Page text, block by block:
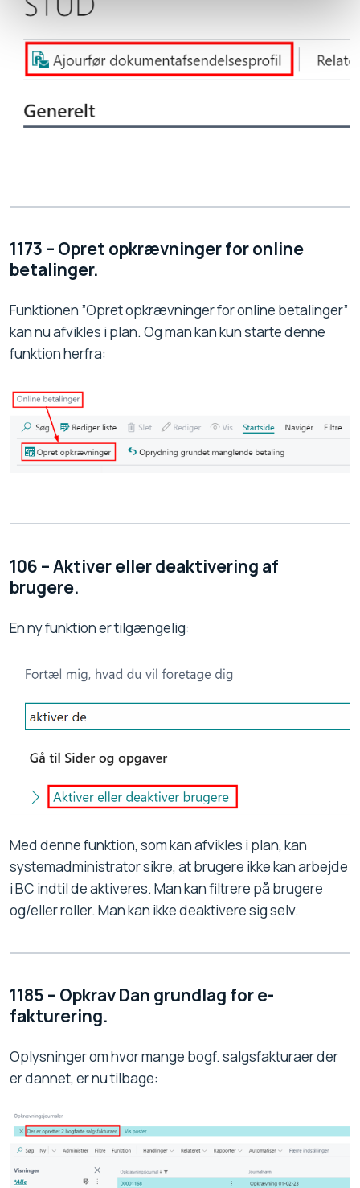
1173 – Opret opkrævninger for online
betalinger.
Funktionen ”Opret opkrævninger for online betalinger”
kan nu afvikles i plan. Og man kan kun starte denne
funktion herfra:
106 – Aktiver eller deaktivering af
brugere.
En ny funktion er tilgængelig:
Med denne funktion, som kan afvikles i plan, kan
systemadministrator sikre, at brugere ikke kan arbejde
i BC indtil de aktiveres. Man kan filtrere på brugere
og/eller roller. Man kan ikke deaktivere sig selv.
1185 – Opkrav Dan grundlag for e-
fakturering.
Oplysninger om hvor mange bogf. salgsfakturaer der
er dannet, er nu tilbage: